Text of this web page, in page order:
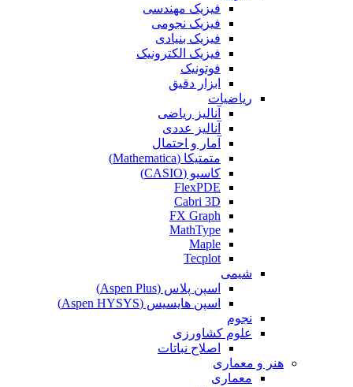
فیزیک مهندسی
فیزیک نجومی
فیزیک بنیادی
فیزیک الکترونیک
فوتونیک
ابزار دقیق
ریاضیات
آنالیز ریاضی
آنالیز عددی
آمار و احتمال
متمتیکا (Mathematica)
کاسیو (CASIO)
FlexPDE
Cabri 3D
FX Graph
MathType
Maple
Tecplot
شیمی
اسپن پلاس (Aspen Plus)
اسپن هایسیس (Aspen HYSYS)
نجوم
علوم کشاورزی
اصلاح نباتات
هنر و معماری
معماری